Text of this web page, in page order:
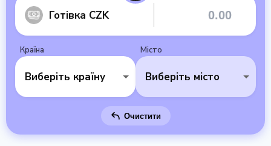
Готівка CZK
Країна
Виберіть країну
Місто
Виберіть місто
Очистити